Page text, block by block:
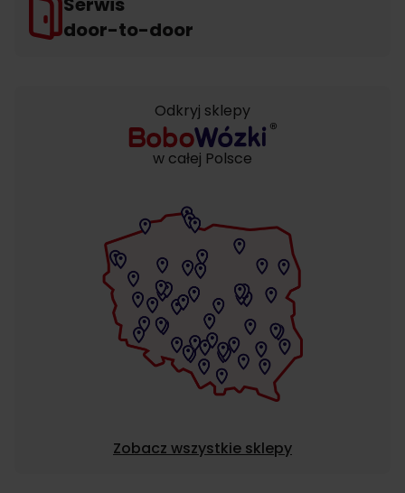
door-to-door
Odkryj sklepy
w całej Polsce
Zobacz wszystkie sklepy